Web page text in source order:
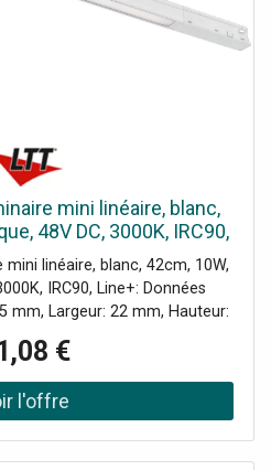
mini linéaire, blanc,
48V DC, 3000K, IRC90,
adaptateur triphasé 48V
mini linéaire, blanc, 42cm, 10W,
IRC90, Line+: Données
mm, Largeur: 22 mm, Hauteur:
de mesure: 10 W,
Angle de rayonnement:
lm, Puissance lumineuse: 280
€